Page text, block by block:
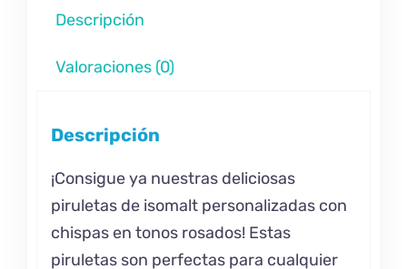
Descripción
Valoraciones (0)
Descripción
¡Consigue ya nuestras deliciosas
piruletas de isomalt personalizadas con
chispas en tonos rosados! Estas
piruletas son perfectas para cualquier